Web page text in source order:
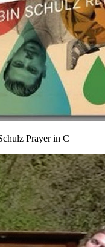
Prayer in C